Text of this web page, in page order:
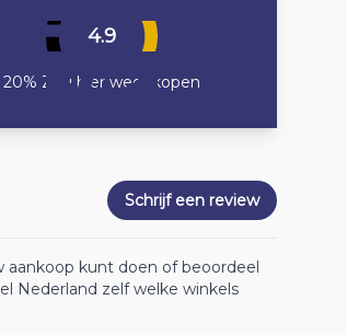
4.9
20% Zou hier weer kopen
Schrijf een review
aankoop kunt doen of beoordeel
Nederland zelf welke winkels